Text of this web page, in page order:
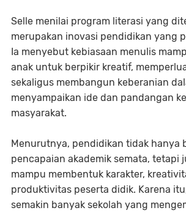
Selle menilai program literasi yang
merupakan inovasi pendidikan yang
Ia menyebut kebiasaan menulis
anak untuk berpikir kreatif,
sekaligus membangun keberanian
menyampaikan ide dan pandangan
masyarakat.
Menurutnya, pendidikan tidak hanya
pencapaian akademik semata, tetapi
mampu membentuk karakter,
produktivitas peserta didik. Karena
semakin banyak sekolah yang